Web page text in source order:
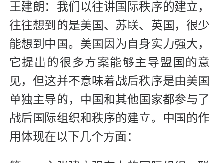
王建朗：我们以往讲国际秩序的建立，
往往想到的是美国、苏联、英国，很少
能想到中国。美国因为自身实力强大，
它提出的很多方案能够主导盟国的意
见，但这并不意味着战后秩序是由美国
单独主导的，中国和其他国家都参与了
战后国际组织和秩序的建立。中国的作
用体现在以下几个方面：